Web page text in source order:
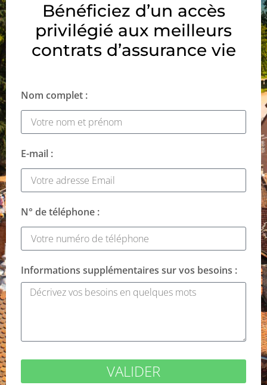
Bénéficiez d’un accès
privilégié aux meilleurs
contrats d’assurance vie
Nom complet :
E-mail :
N° de téléphone :
Informations supplémentaires sur vos besoins :
VALIDER